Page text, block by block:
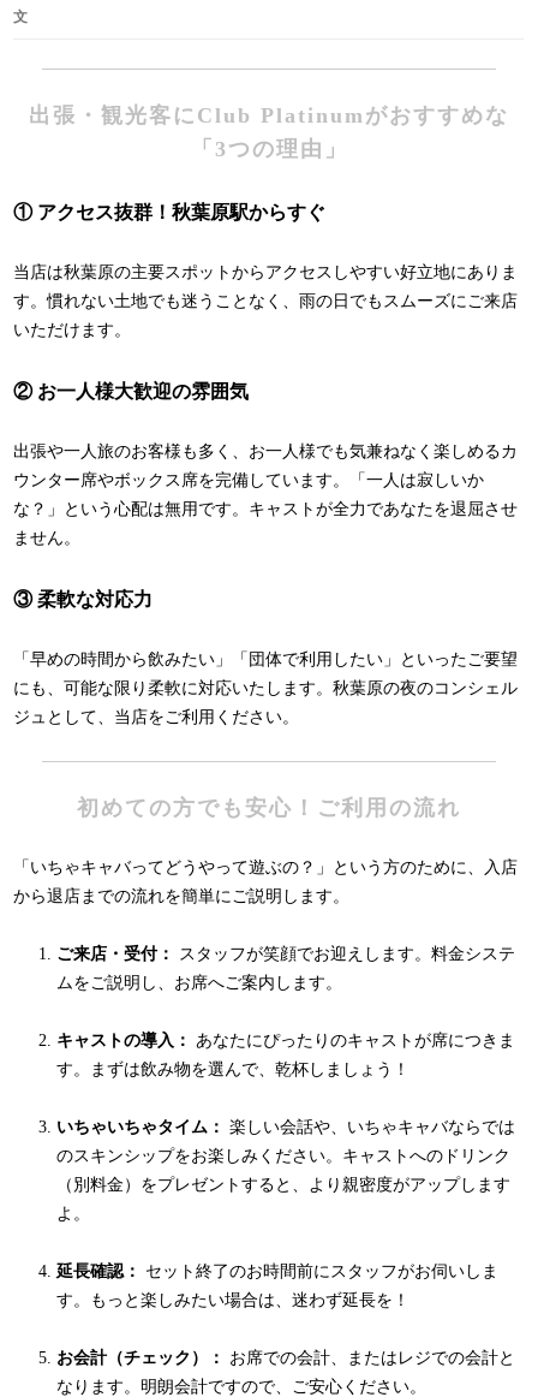
文
出張・観光客にClub Platinumがおすすめな
「3つの理由」
① アクセス抜群！秋葉原駅からすぐ
当店は秋葉原の主要スポットからアクセスしやすい好立地にありま
す。慣れない土地でも迷うことなく、雨の日でもスムーズにご来店
いただけます。
② お一人様大歓迎の雰囲気
出張や一人旅のお客様も多く、お一人様でも気兼ねなく楽しめるカ
ウンター席やボックス席を完備しています。「一人は寂しいか
な？」という心配は無用です。キャストが全力であなたを退屈させ
ません。
③ 柔軟な対応力
「早めの時間から飲みたい」「団体で利用したい」といったご要望
にも、可能な限り柔軟に対応いたします。秋葉原の夜のコンシェル
ジュとして、当店をご利用ください。
初めての方でも安心！ご利用の流れ
「いちゃキャバってどうやって遊ぶの？」という方のために、入店
から退店までの流れを簡単にご説明します。
ご来店・受付：
スタッフが笑顔でお迎えします。料金システ
ムをご説明し、お席へご案内します。
キャストの導入：
あなたにぴったりのキャストが席につきま
す。まずは飲み物を選んで、乾杯しましょう！
いちゃいちゃタイム： 楽しい会話や、いちゃキャバならでは
のスキンシップをお楽しみください。キャストへのドリンク
（別料金）をプレゼントすると、より親密度がアップします
よ。
延長確認：
セット終了のお時間前にスタッフがお伺いしま
す。もっと楽しみたい場合は、迷わず延長を！
お会計（チェック）：
お席での会計、またはレジでの会計と
なります。明朗会計ですので、ご安心ください。